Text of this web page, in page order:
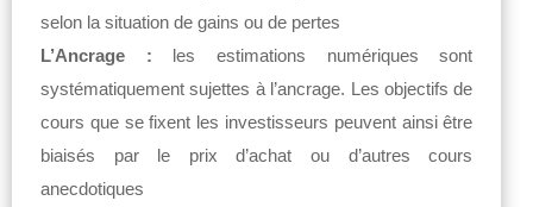
selon la situation de gains ou de pertes
L’Ancrage : les estimations numériques sont
systématiquement sujettes à l’ancrage. Les objectifs de
cours que se fixent les investisseurs peuvent ainsi être
biaisés par le prix d’achat ou d’autres cours
anecdotiques